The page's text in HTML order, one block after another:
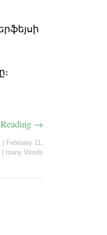
→
February 11,
many Words